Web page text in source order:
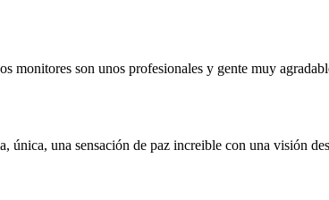
monitores son unos profesionales y gente muy
única, una sensación de paz increible con una visión